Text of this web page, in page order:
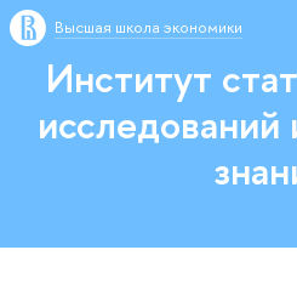
Высшая школа экономики
Институт